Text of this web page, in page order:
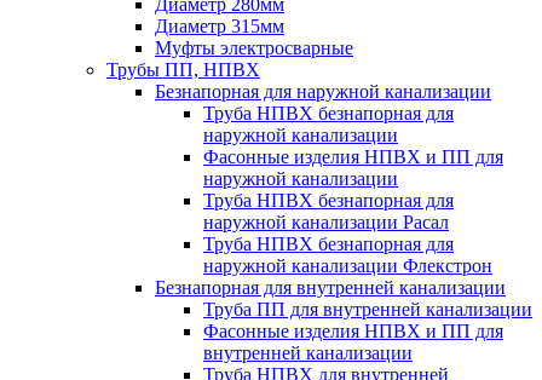
Диаметр 280мм
Диаметр 315мм
Муфты электросварные
Трубы ПП, НПВХ
Безнапорная для наружной канализации
Труба НПВХ безнапорная для
наружной канализации
Фасонные изделия НПВХ и ПП для
наружной канализации
Труба НПВХ безнапорная для
наружной канализации Расал
Труба НПВХ безнапорная для
наружной канализации Флекстрон
Безнапорная для внутренней канализации
Труба ПП для внутренней канализации
Фасонные изделия НПВХ и ПП для
внутренней канализации
Труба НПВХ для внутренней